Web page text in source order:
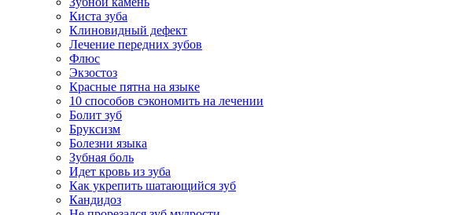
Киста зуба
Клиновидный дефект
Лечение передних зубов
Флюс
Экзостоз
Красные пятна на языке
10 способов сэкономить на лечении
Болит зуб
Бруксизм
Болезни языка
Зубная боль
Идет кровь из зуба
Как укрепить шатающийся зуб
Кандидоз